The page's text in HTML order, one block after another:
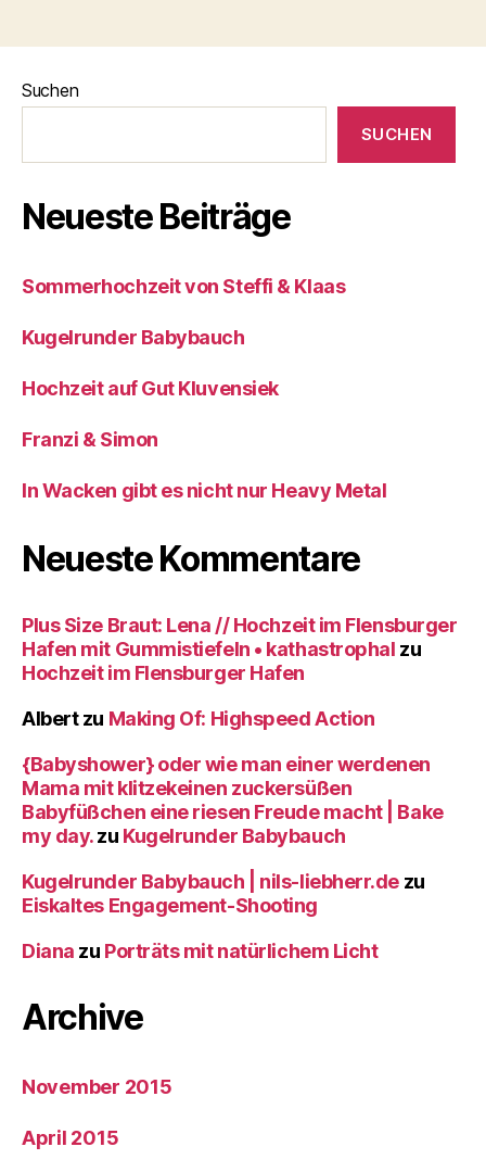
Suchen
SUCHEN
Neueste Beiträge
Sommerhochzeit von Steffi & Klaas
Kugelrunder Babybauch
Hochzeit auf Gut Kluvensiek
Franzi & Simon
In Wacken gibt es nicht nur Heavy Metal
Neueste Kommentare
Plus Size Braut: Lena // Hochzeit im Flensburger
Hafen mit Gummistiefeln • kathastrophal zu
Hochzeit im Flensburger Hafen
Albertzu Making Of: Highspeed Action
{Babyshower} oder wie man einer werdenen
Mama mit klitzekeinen zuckersüßen
Babyfüßchen eine riesen Freude macht | Bake
my day.zu Kugelrunder Babybauch
Kugelrunder Babybauch | nils-liebherr.de zu
Eiskaltes Engagement-Shooting
Diana zu Porträts mit natürlichem Licht
Archive
November 2015
April 2015